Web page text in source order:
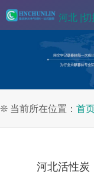
河北 |切
❊ 当前所在位置： 首
河北活性炭